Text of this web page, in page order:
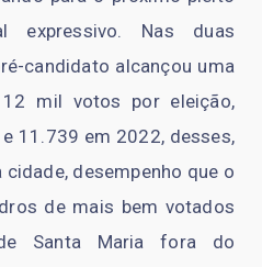
expressivo. Nas duas
candidato alcançou uma
mil votos por eleição,
11.739 em 2022, desses,
desempenho que o
de mais bem votados
Santa Maria fora do